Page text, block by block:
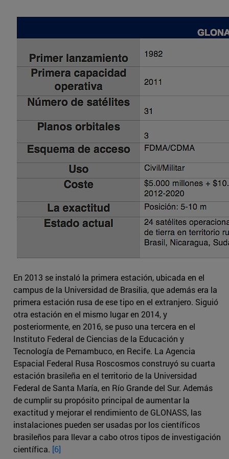
En 2013 se instaló la primera estación, ubicada en el
campus de la Universidad de Brasilia, que además era la
primera estación rusa de ese tipo en el extranjero. Siguió
otra estación en el mismo lugar en 2014, y
posteriormente, en 2016, se puso una tercera en el
Instituto Federal de Ciencias de la Educación y
Tecnología de Pernambuco, en Recife. La Agencia
Espacial Federal Rusa Roscosmos construyó su cuarta
estación brasileña en el territorio de la Universidad
Federal de Santa María, en Río Grande del Sur. Además
de cumplir su propósito principal de aumentar la
exactitud y mejorar el rendimiento de GLONASS, las
instalaciones pueden ser usadas por los científicos
brasileños para llevar a cabo otros tipos de investigación
científica. [6]